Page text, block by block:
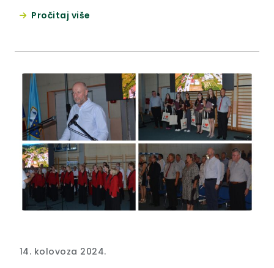
stac. km 0+438,00 u naselju Tuheljske Toplice,
Pročitaj više
14. kolovoza 2024.